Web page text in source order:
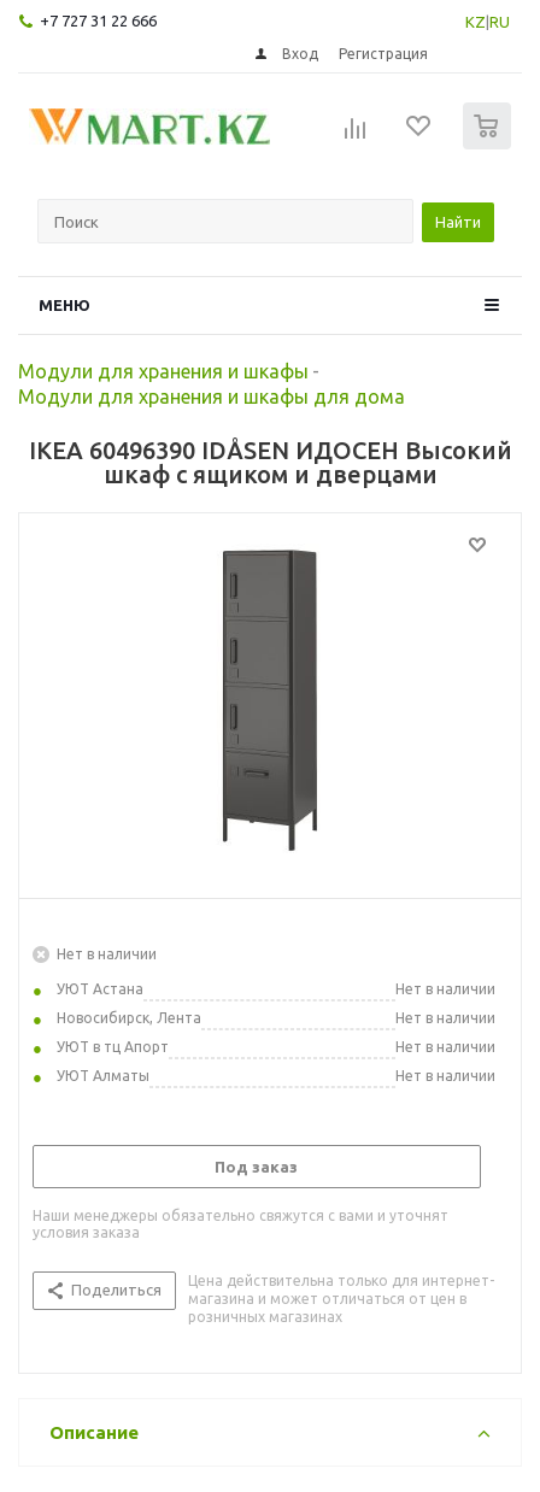
+7 727 31 22 666 KZ RU
Вход Регистрация
Найти
МЕНЮ
Модули для хранения и шкафы -
Модули для хранения и шкафы для дома
IKEA 60496390 IDÅSEN ИДОСЕН Высокий
шкаф с ящиком и дверцами
Нет в наличии
УЮТ Астана
Нет в наличии
Новосибирск, Лента
Нет в наличии
УЮТ в тц Апорт
Нет в наличии
УЮТ Алматы
Нет в наличии
Под заказ
Наши менеджеры обязательно свяжутся с вами и уточнят
условия заказа
Поделиться
Цена действительна только для интернет-
магазина и может отличаться от цен в
розничных магазинах
Описание